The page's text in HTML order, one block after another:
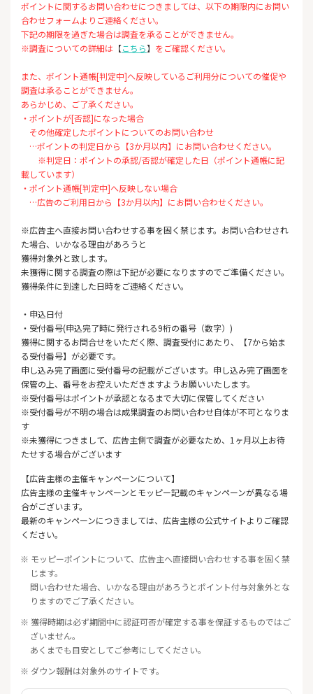
ポイントに関するお問い合わせにつきましては、以下の期限内にお問い
合わせフォームよりご連絡ください。
下記の期限を過ぎた場合は調査を承ることができません。
※調査についての詳細は 【こちら】 をご確認ください。
また、ポイント通帳[判定中]へ反映しているご利用分についての催促や
調査は承ることができません。
あらかじめ、ご了承ください。
・ポイントが[否認]になった場合
その他確定したポイントについてのお問い合わせ
…ポイントの判定日から【3か月以内】にお問い合わせください。
※判定日：ポイントの承認/否認が確定した日（ポイント通帳に記
載しています）
・ポイント通帳[判定中]へ反映しない場合
…広告のご利用日から【3か月以内】にお問い合わせください。
※広告主へ直接お問い合わせする事を固く禁じます。お問い合わせされ
た場合、いかなる理由があろうと
獲得対象外と致します。
未獲得に関する調査の際は下記が必要になりますのでご準備ください。
獲得条件に到達した日時をご連絡ください。
・申込日付
・受付番号(申込完了時に発行される9桁の番号（数字）)
獲得に関するお問合せをいただく際、調査受付にあたり、【7から始ま
る受付番号】が必要です。
申し込み完了画面に受付番号の記載がございます。申し込み完了画面を
保管の上、番号をお控えいただきますようお願いいたします。
※受付番号はポイントが承認となるまで大切に保管してください
※受付番号が不明の場合は成果調査のお問い合わせ自体が不可となりま
す
※未獲得につきまして、広告主側で調査が必要なため、1ヶ月以上お待
たせする場合がございます
【広告主様の主催キャンペーンについて】
広告主様の主催キャンペーンとモッピー記載のキャンペーンが異なる場
合がございます。
最新のキャンペーンにつきましては、広告主様の公式サイトよりご確認
ください。
※ モッピーポイントについて、広告主へ直接問い合わせする事を固く禁
じます。
問い合わせた場合、いかなる理由があろうとポイント付与対象外とな
りますのでご了承ください。
※ 獲得時期は必ず期間中に認証可否が確定する事を保証するものではご
ざいません。
あくまでも目安としてご参考にしてください。
※ ダウン報酬は対象外のサイトです。